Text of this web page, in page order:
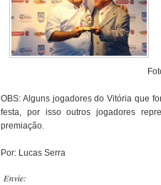
OBS: Alguns jogadores do Vitória que
festa, por isso outros jogadores
premiação.
Por: Lucas Serra
Envie: